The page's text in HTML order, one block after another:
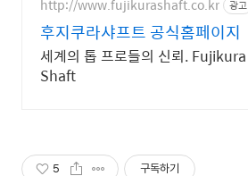
http://www.fujikurashaft.co.kr 광고
후지쿠라샤프트 공식홈페이지
세계의 톱 프로들의 신뢰. Fujikura
Shaft
5 구독하기